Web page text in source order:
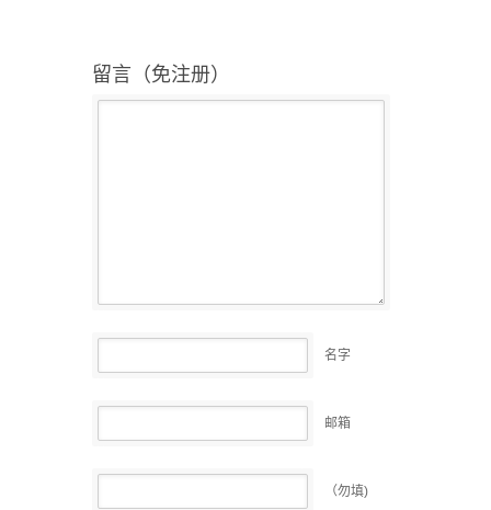
留言（免注册）
名字
邮箱
（勿填)